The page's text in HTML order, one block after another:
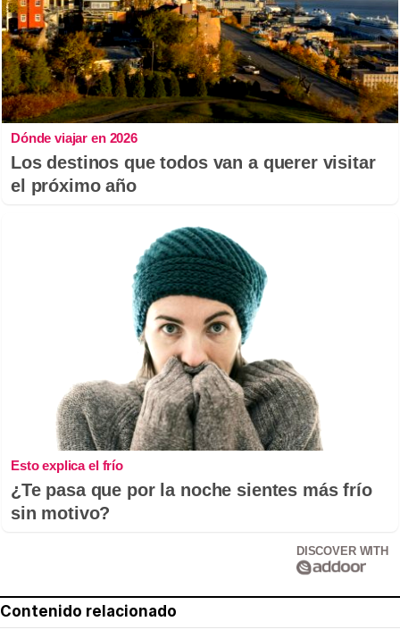
Dónde viajar en 2026
Los destinos que todos van a querer visitar
el próximo año
Esto explica el frío
¿Te pasa que por la noche sientes más frío
sin motivo?
DISCOVER WITH
Contenido relacionado